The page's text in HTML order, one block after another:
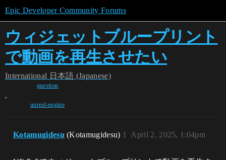
Epic Developer Community Forums
ウィジェットブループリント
で動画を再生させたい
International 日本語 (Japanese)
question
,
unreal-engine
Kotamugidesu (Kotamugidesu) April 2, 2025, 1:04pm
1